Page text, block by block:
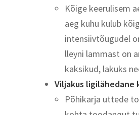
Kõige keerulisem
aeg kuhu kulub
intensiivtõugudel
lleyni lammast on
kaksikud, lakuks
Viljakus ligilähedane
Põhikarja uttede